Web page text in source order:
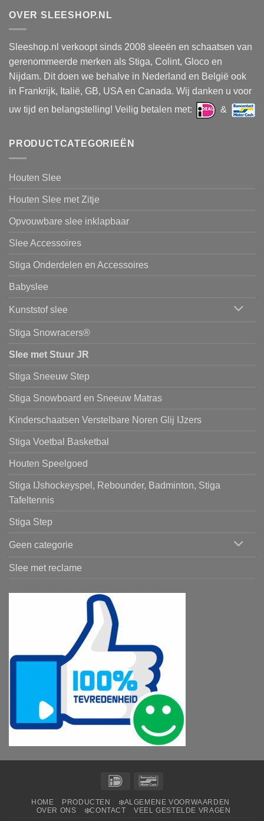
OVER SLEESHOP.NL
Sleeshop.nl verkoopt sinds 2008 sleeën en schaatsen van
gerenommeerde merken als Stiga, Colint, Gloco en
Nijdam. Dit doen we behalve in Nederland en België ook
in Frankrijk, Italië, GB, USA en Canada. Wij danken u voor
uw tijd en belangstelling! Veilig betalen met:
&
PRODUCTCATEGORIEËN
Houten Slee
Houten Slee met Zitje
Opvouwbare slee inklapbaar
Slee Accessoires
Stiga Onderdelen en Accessoires
Babyslee
Kunststof slee
Stiga Snowracers®
Slee met Stuur JR
Stiga Sneeuw Step
Stiga Snowboard en Sneeuw Matras
Kinderschaatsen Verstelbare Noren Glij IJzers
Stiga Voetbal Basketbal
Houten Speelgoed
Stiga IJshockeyspel, Rebounder, Badminton, Stiga
Tafeltennis
Stiga Step
Geen categorie
Slee met reclame
IDeal
HOME PRODUCTEN
❄️ALGEMENE VOORWAARDEN
OVER ONS
❄️CONTACT VEEL GESTELDE VRAGEN